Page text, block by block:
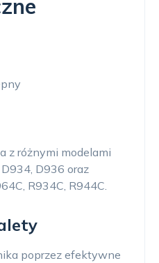
z różnymi modelami
D936 oraz
R934C, R944C.
poprzez efektywne